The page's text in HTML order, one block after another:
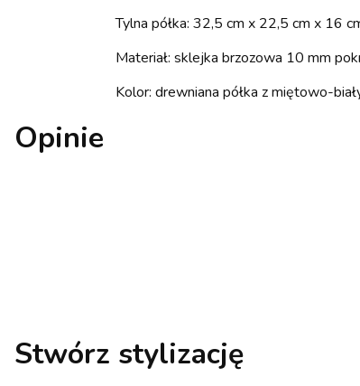
Tylna półka: 32,5 cm x 22,5 cm x 16
Materiał: sklejka brzozowa 10 mm
Kolor: drewniana półka z miętowo-
Opinie
Stwórz stylizację